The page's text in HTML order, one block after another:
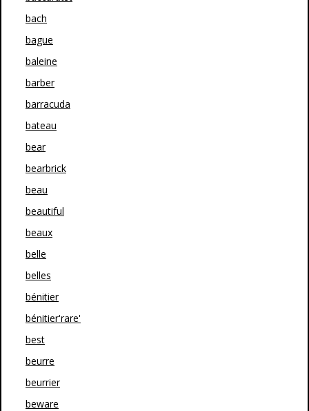
bach
bague
baleine
barber
barracuda
bateau
bear
bearbrick
beau
beautiful
beaux
belle
belles
bénitier
bénitier'rare'
best
beurre
beurrier
beware